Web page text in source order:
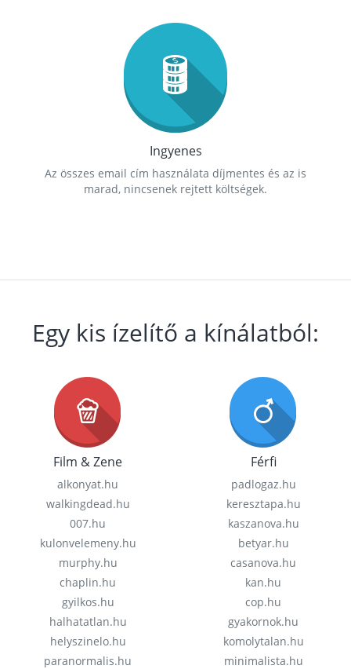
Ingyenes
Az összes email cím használata díjmentes és az is
marad, nincsenek rejtett költségek.
Egy kis ízelítő a kínálatból:
Film & Zene
alkonyat.hu
walkingdead.hu
007.hu
kulonvelemeny.hu
murphy.hu
chaplin.hu
gyilkos.hu
halhatatlan.hu
helyszinelo.hu
paranormalis.hu
Férfi
padlogaz.hu
keresztapa.hu
kaszanova.hu
betyar.hu
casanova.hu
kan.hu
cop.hu
gyakornok.hu
komolytalan.hu
minimalista.hu